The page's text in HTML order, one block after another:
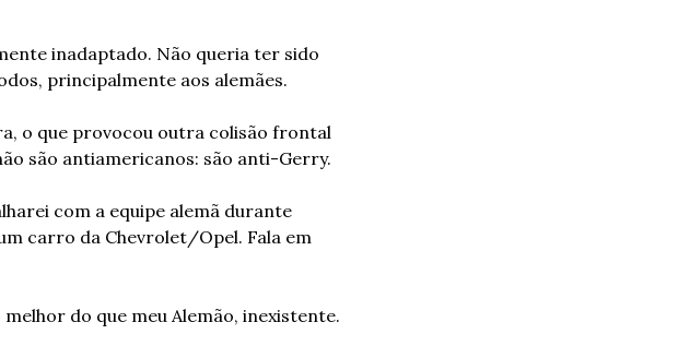
inadaptado. Não queria ter sido
principalmente aos alemães.
o que provocou outra colisão frontal
são antiamericanos: são anti-Gerry.
com a equipe alemã durante
carro da Chevrolet/Opel. Fala em
do que meu Alemão, inexistente.